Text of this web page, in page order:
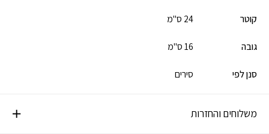
קוטר 24 ס"מ
גובה 16 ס"מ
סנן לפי סירים
משלוחים והחזרות